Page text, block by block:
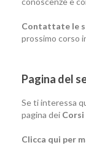
Contattate le
prossimo corso
Pagina del
Se ti interessa
pagina dei
Clicca qui per